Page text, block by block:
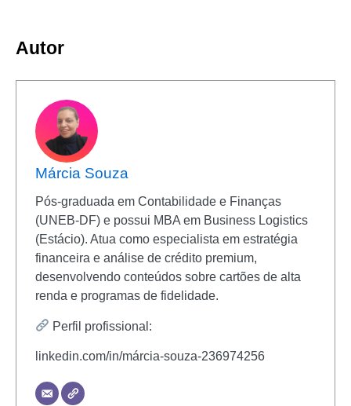
Autor
Márcia Souza
Pós-graduada em Contabilidade e Finanças
(UNEB-DF) e possui MBA em Business Logistics
(Estácio). Atua como especialista em estratégia
financeira e análise de crédito premium,
desenvolvendo conteúdos sobre cartões de alta
renda e programas de fidelidade.
Perfil profissional:
linkedin.com/in/márcia-souza-236974256